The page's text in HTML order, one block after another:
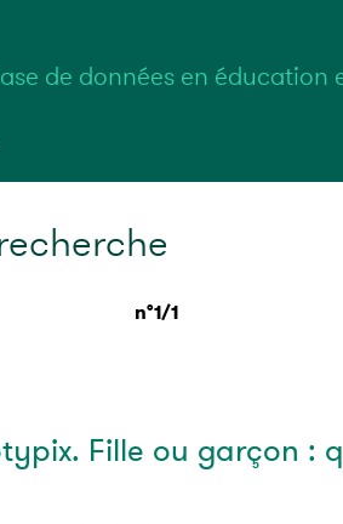
de données en
n°1/1
Fille ou garçon :